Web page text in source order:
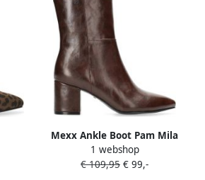
Mexx Ankle Boot Pam Mila
Dark Brown Dames
1 webshop
€ 109,95 € 99,-